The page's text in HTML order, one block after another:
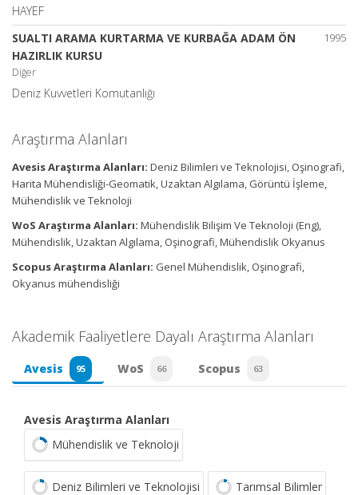
HAYEF
1995
SUALTI ARAMA KURTARMA VE KURBAĞA ADAM ÖN
HAZIRLIK KURSU
Diğer
Deniz Kuvvetleri Komutanlığı
Araştırma Alanları
Avesis Araştırma Alanları: Deniz Bilimleri ve Teknolojisi, Oşinografi,
Harita Mühendisliği-Geomatik, Uzaktan Algılama, Görüntü İşleme,
Mühendislik ve Teknoloji
WoS Araştırma Alanları: Mühendislik Bilişim Ve Teknoloji (Eng),
Mühendislik, Uzaktan Algılama, Oşinografi, Mühendislik Okyanus
Scopus Araştırma Alanları: Genel Mühendislik, Oşinografi,
Okyanus mühendisliği
Akademik Faaliyetlere Dayalı Araştırma Alanları
Avesis 95 WoS 66 Scopus 63
Avesis Araştırma Alanları
Mühendislik ve Teknoloji
Deniz Bilimleri ve Teknolojisi Tarımsal Bilimler